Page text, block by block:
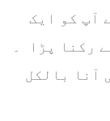
آپ کو ایک
رکنا پڑا ۔
آنا بالکل